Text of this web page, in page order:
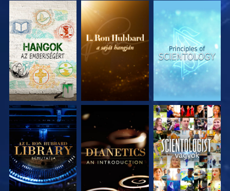
A SOROZAT
RÉSZEI
A SOROZAT
RÉSZEI
A SOROZAT
RÉSZEI
A SOROZAT
RÉSZEI
A SOROZAT
RÉSZEI
MŰSORNÉZÉS